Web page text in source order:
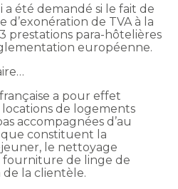
été demandé si le fait de
d’exonération de TVA à la
prestations para-hôtelières
européenne.
a pour effet
locations de logements
accompagnées d’au
que constituent la
le nettoyage
fourniture de linge de
la clientèle.